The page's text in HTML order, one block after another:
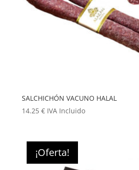
SALCHICHÓN VACUNO HALAL
14.25 € IVA Incluido
¡Oferta!